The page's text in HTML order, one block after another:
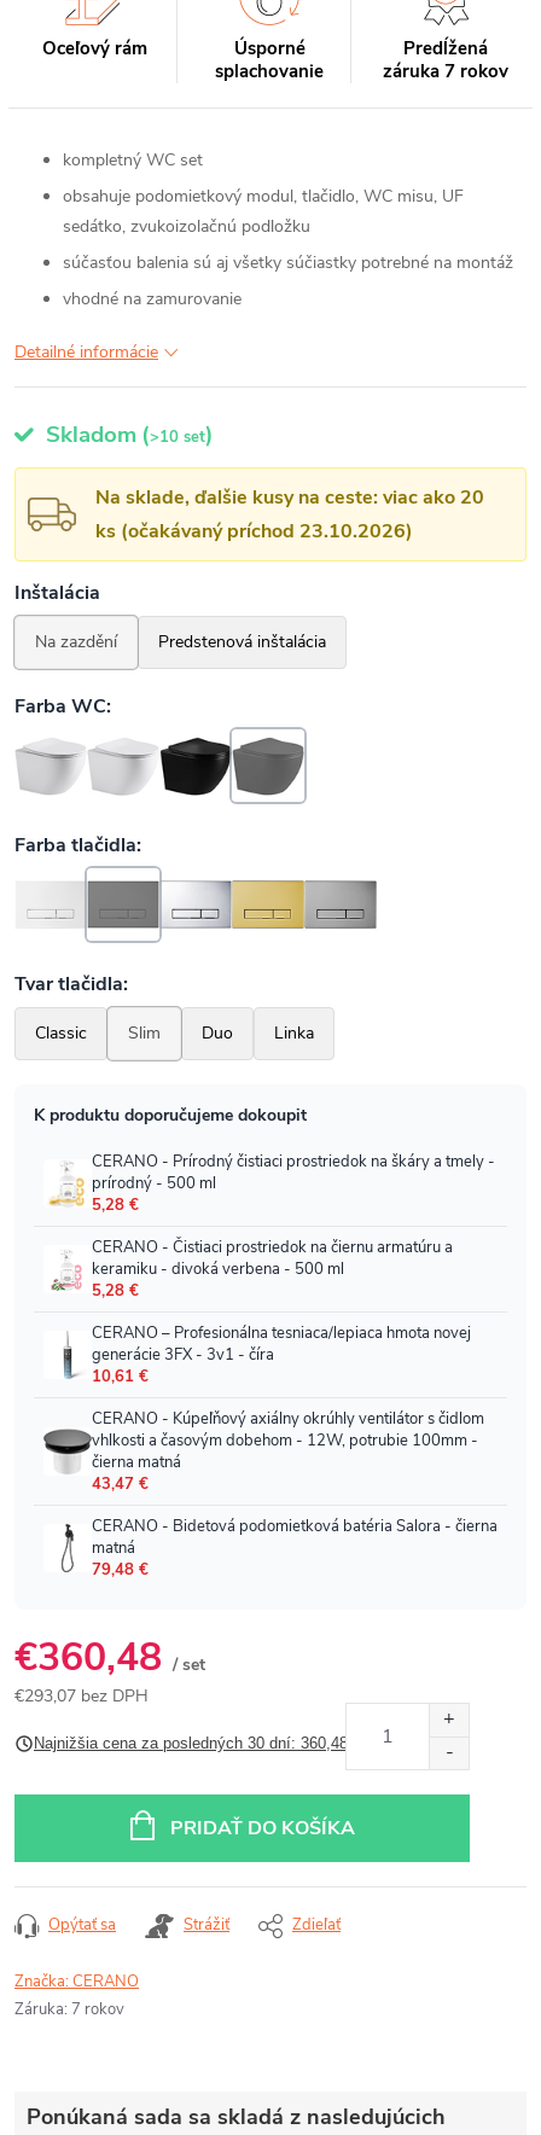
Oceľový rám
Úsporné
splachovanie
Predĺžená
záruka 7 rokov
kompletný WC set
obsahuje podomietkový modul, tlačidlo, WC misu, UF
sedátko, zvukoizolačnú podložku
súčasťou balenia sú aj všetky súčiastky potrebné na montáž
vhodné na zamurovanie
Detailné informácie
Skladom (>10 set)
Na sklade, ďalšie kusy na ceste: viac ako 20
ks (očakávaný príchod 23.10.2026)
€360,48 / set
€293,07 bez DPH
cena:Najnižšia cena za posledných 30 dní: 360,48 €
PRIDAŤ DO KOŠÍKA
Opýtať sa Strážiť Zdieľať
Značka:CERANO
Záruka: 7 rokov
Ponúkaná sada sa skladá z nasledujúcich